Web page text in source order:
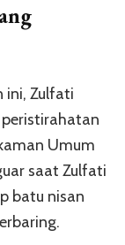
ini, Zulfati
Umum
saat Zulfati
batu nisan